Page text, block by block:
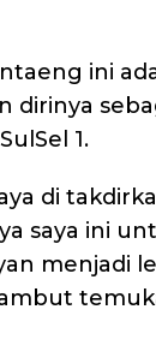
ini
dirinya
1.
di
saya ini
menjadi